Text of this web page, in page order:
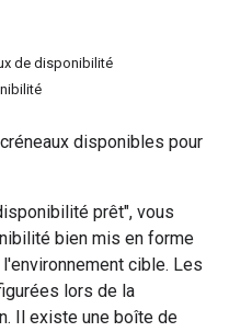
de disponibilité
disponibles pour
prêt", vous
bien mis en forme
cible. Les
lors de la
Il existe une boîte de